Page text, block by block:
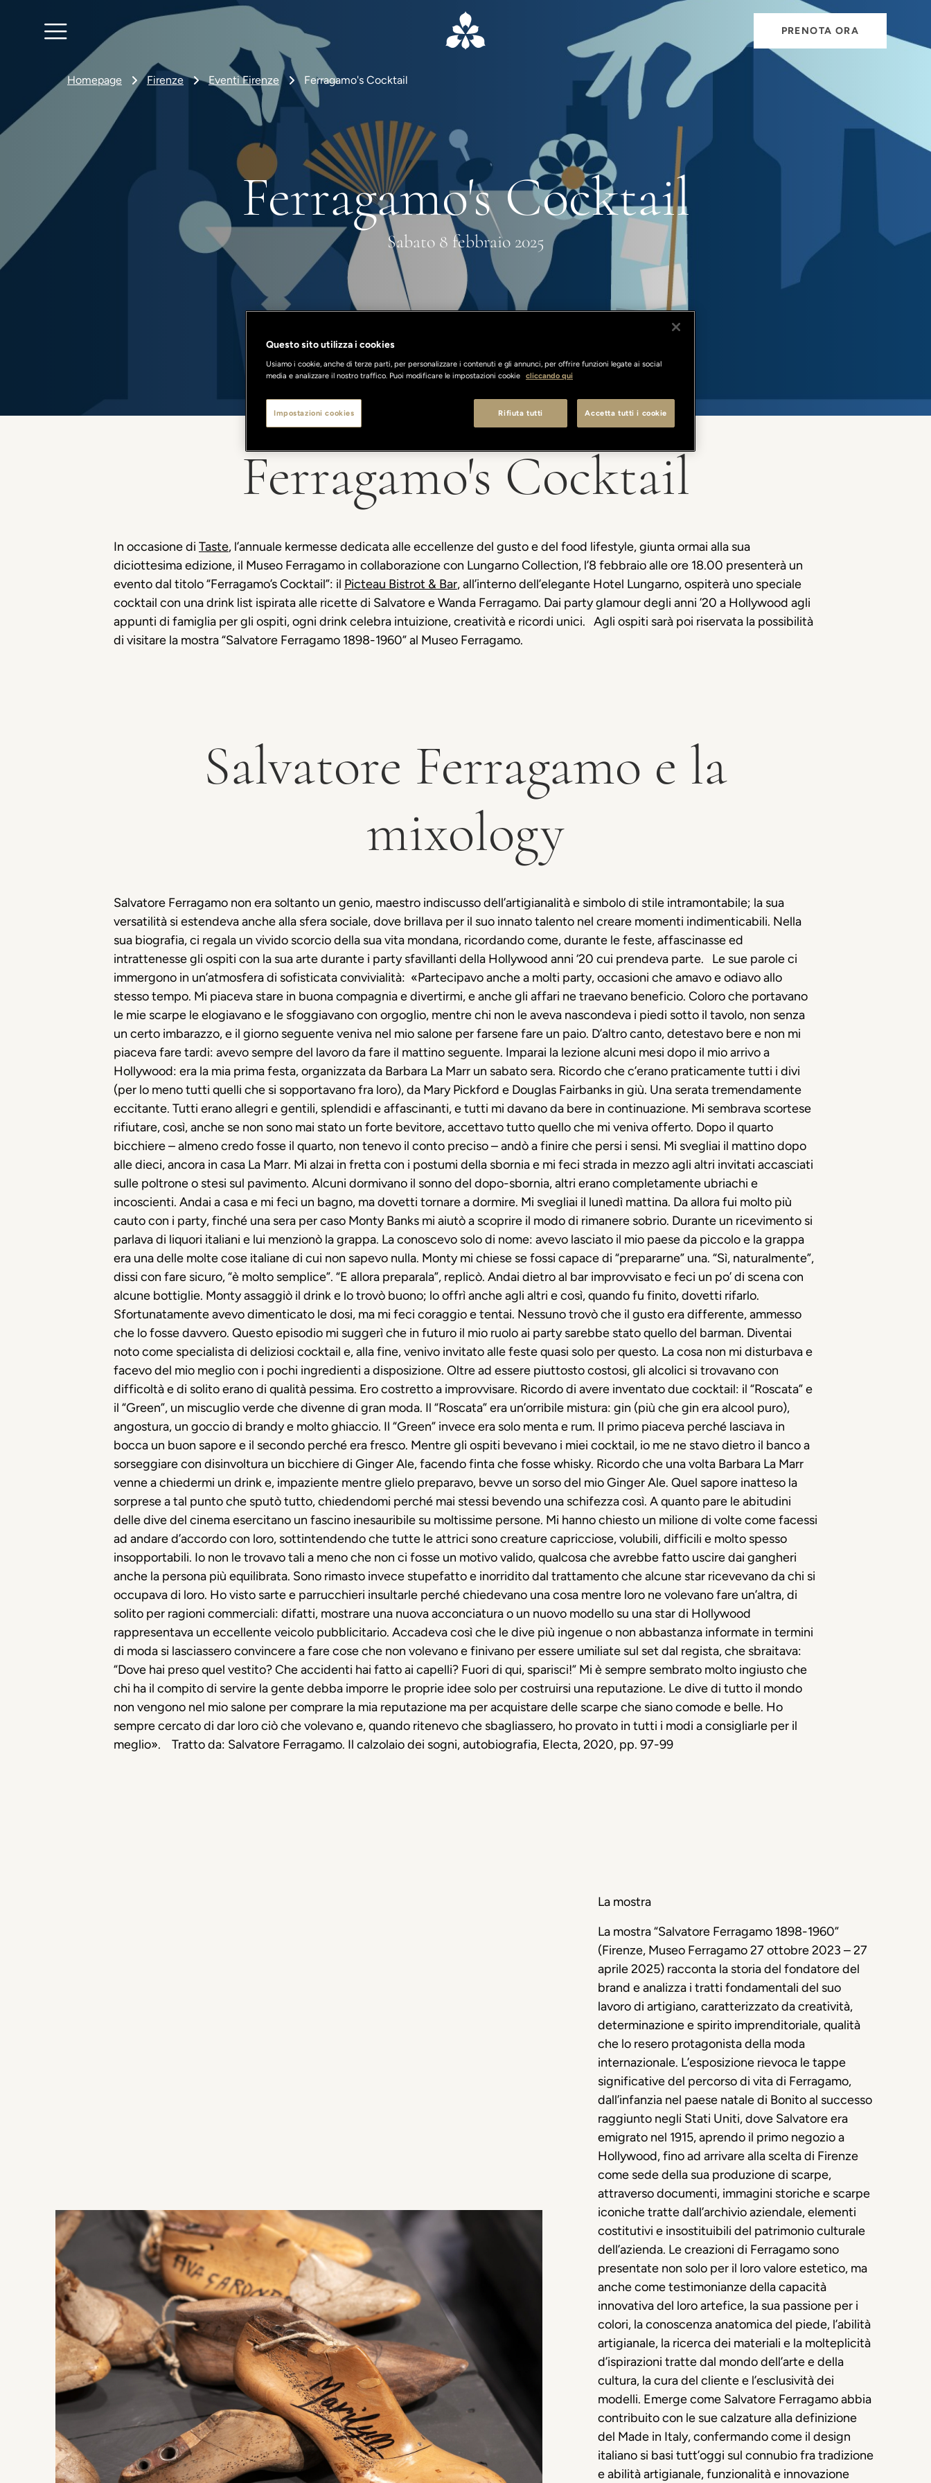
PRENOTA ORA
Homepage Firenze Eventi Firenze Ferragamo's Cocktail
Ferragamo's Cocktail
Sabato 8 febbraio 2025
Ferragamo's Cocktail
In occasione di Taste, l’annuale kermesse dedicata alle eccellenze del gusto e del food lifestyle, giunta ormai alla sua
diciottesima edizione, il Museo Ferragamo in collaborazione con Lungarno Collection, l’8 febbraio alleore 18.00 presenterà un
evento dal titolo “Ferragamo’sCocktail”: il Picteau Bistrot & Bar, all’interno dell’elegante Hotel Lungarno, ospiterà uno speciale
cocktail con una drink list ispirata alle ricette di Salvatore e Wanda Ferragamo. Dai party glamour degli anni ’20 a Hollywood agli
appunti di famiglia per gli ospiti, ogni drink celebra intuizione, creatività e ricordi unici. Agli ospiti sarà poi riservata la possibilità
di visitare la mostra “Salvatore Ferragamo 1898-1960” al Museo Ferragamo.
Salvatore Ferragamo e la
mixology
Salvatore Ferragamo non era soltanto un genio, maestro indiscusso dell’artigianalità e simbolo di stile intramontabile; la sua
versatilità si estendeva anche alla sfera sociale, dove brillava per il suo innato talento nel creare momenti indimenticabili. Nella
sua biografia, ci regala un vivido scorcio della sua vita mondana, ricordando come, durante le feste, affascinasse ed
intrattenesse gli ospiti con la sua arte durante i party sfavillanti della Hollywood anni ‘20 cui prendeva parte.
Le sue parole ci
immergono in un’atmosfera di sofisticata convivialità: «Partecipavo anche a molti party, occasioni che amavo e odiavo allo
stesso tempo. Mi piaceva stare in buona compagnia e divertirmi, e anche gli affari ne traevano beneficio. Coloro che portavano
le mie scarpe le elogiavano e le sfoggiavano con orgoglio, mentre chi non le aveva nascondeva i piedi sotto il tavolo, non senza
un certo imbarazzo, e il giorno seguente veniva nel mio salone per farsene fare un paio. D’altro canto, detestavo bere e non mi
piaceva fare tardi: avevo sempre del lavoro da fare il mattino seguente. Imparai la lezione alcuni mesi dopo il mio arrivo a
Hollywood: era la mia prima festa, organizzata da Barbara La Marr un sabato sera. Ricordo che c’erano praticamente tutti i divi
(per lo meno tutti quelli che si sopportavano fra loro), da Mary Pickford e Douglas Fairbanks in giù. Una serata tremendamente
eccitante. Tutti erano allegri e gentili, splendidi e affascinanti, e tutti mi davano da bere in continuazione. Mi sembrava scortese
rifiutare, così, anche se non sono mai stato un forte bevitore, accettavo tutto quello che mi veniva offerto. Dopo il quarto
bicchiere – almeno credo fosse il quarto, non tenevo il conto preciso – andò a finire che persi i sensi. Mi svegliai il mattino dopo
alle dieci, ancora in casa La Marr. Mi alzai in fretta con i postumi della sbornia e mi feci strada in mezzo agli altri invitati accasciati
sulle poltrone o stesi sul pavimento. Alcuni dormivano il sonno del dopo-sbornia, altri erano completamente ubriachi e
incoscienti. Andai a casa e mi feci un bagno, ma dovetti tornare a dormire. Mi svegliai il lunedì mattina. Da allora fui molto più
cauto con i party, finché una sera per caso Monty Banks mi aiutò a scoprire il modo di rimanere sobrio. Durante un ricevimento si
parlava di liquori italiani e lui menzionò la grappa. La conoscevo solo di nome: avevo lasciato il mio paese da piccolo e la grappa
era una delle molte cose italiane di cui non sapevo nulla. Monty mi chiese se fossi capace di “prepararne” una. “Sì, naturalmente”,
dissi con fare sicuro, “è molto semplice”. “E allora preparala”, replicò. Andai dietro al bar improvvisato e feci un po’ di scena con
alcune bottiglie. Monty assaggiò il drink e lo trovò buono; lo offrì anche agli altri e così, quando fu finito, dovetti rifarlo.
Sfortunatamente avevo dimenticato le dosi, ma mi feci coraggio e tentai. Nessuno trovò che il gusto era differente, ammesso
che lo fosse davvero. Questo episodio mi suggerì che in futuro il mio ruolo ai party sarebbe stato quello del barman. Diventai
noto come specialista di deliziosi cocktail e, alla fine, venivo invitato alle feste quasi solo per questo. La cosa non mi disturbava e
facevo del mio meglio con i pochi ingredienti a disposizione. Oltre ad essere piuttosto costosi, gli alcolici si trovavano con
difficoltà e di solito erano di qualità pessima. Ero costretto a improvvisare. Ricordo di avere inventato due cocktail: il “Roscata” e
il “Green”, un miscuglio verde che divenne di gran moda. Il “Roscata” era un’orribile mistura: gin (più che gin era alcool puro),
angostura, un goccio di brandy e molto ghiaccio. Il “Green” invece era solo menta e rum. Il primo piaceva perché lasciava in
bocca un buon sapore e il secondo perché era fresco. Mentre gli ospiti bevevano i miei cocktail, io me ne stavo dietro il banco a
sorseggiare con disinvoltura un bicchiere di Ginger Ale, facendo finta che fosse whisky. Ricordo che una volta Barbara La Marr
venne a chiedermi un drink e, impaziente mentre glielo preparavo, bevve un sorso del mio Ginger Ale. Quel sapore inatteso la
sorprese a tal punto che sputò tutto, chiedendomi perché mai stessi bevendo una schifezza così. A quanto pare le abitudini
delle dive del cinema esercitano un fascino inesauribile su moltissime persone. Mi hanno chiesto un milione di volte come facessi
ad andare d’accordo con loro, sottintendendo che tutte le attrici sono creature capricciose, volubili, difficili e molto spesso
insopportabili. Io non le trovavo tali a meno che non ci fosse un motivo valido, qualcosa che avrebbe fatto uscire dai gangheri
anche la persona più equilibrata. Sono rimasto invece stupefatto e inorridito dal trattamento che alcune star ricevevano da chi si
occupava di loro. Ho visto sarte e parrucchieri insultarle perché chiedevano una cosa mentre loro ne volevano fare un’altra, di
solito per ragioni commerciali: difatti, mostrare una nuova acconciatura o un nuovo modello su una star di Hollywood
rappresentava un eccellente veicolo pubblicitario. Accadeva così che le dive più ingenue o non abbastanza informate in termini
di moda si lasciassero convincere a fare cose che non volevano e finivano per essere umiliate sul set dal regista, che sbraitava:
“Dove hai preso quel vestito? Che accidenti hai fatto ai capelli? Fuori di qui, sparisci!” Mi è sempre sembrato molto ingiusto che
chi ha il compito di servire la gente debba imporre le proprie idee solo per costruirsi una reputazione. Le dive di tutto il mondo
non vengono nel mio salone percomprare la mia reputazione ma per acquistare delle scarpe che siano comode e belle. Ho
sempre cercato di dar loro ciò che volevano e, quando ritenevo che sbagliassero, ho provato in tutti i modi a consigliarle per il
meglio». Tratto da: Salvatore Ferragamo. Il calzolaio dei sogni, autobiografia, Electa, 2020, pp. 97-99
La mostra
La mostra “Salvatore Ferragamo 1898-1960”
(Firenze, Museo Ferragamo 27 ottobre 2023 – 27
aprile 2025) racconta la storia del fondatore del
brand e analizza i tratti fondamentali del suo
lavoro di artigiano, caratterizzato da creatività,
determinazione e spirito imprenditoriale, qualità
che lo resero protagonista della moda
internazionale. L’esposizione rievoca le tappe
significative del percorso di vita di Ferragamo,
dall’infanzia nel paese natale di Bonito al successo
raggiunto negli Stati Uniti, dove Salvatore era
emigrato nel 1915, aprendo il primo negozio a
Hollywood, fino ad arrivare alla scelta di Firenze
come sede della sua produzione di scarpe,
attraverso documenti, immagini storiche e scarpe
iconiche tratte dall’archivio aziendale, elementi
costitutivi e insostituibili del patrimonio culturale
dell’azienda. Le creazioni di Ferragamo sono
presentate non solo per il loro valore estetico, ma
anche come testimonianze della capacità
innovativa del loro artefice, la sua passione per i
colori, la conoscenza anatomica del piede, l’abilità
artigianale, la ricerca dei materiali e la molteplicità
d’ispirazioni tratte dal mondo dell’arte e della
cultura, la cura del cliente e l’esclusività dei
modelli. Emerge come Salvatore Ferragamo abbia
contribuito con le sue calzature alla definizione
del Made in Italy, confermando come il design
italiano si basi tutt’oggi sul connubio fra tradizione
e abilità artigianale, funzionalità e innovazione
Questo sito utilizza i cookies
Usiamo i cookie, anche di terze parti, per personalizzare i contenuti e gli annunci, per offrire funzioni legate ai social
media e analizzare il nostro traffico. Puoi modificare le impostazioni cookie cliccando qui
Rifiuta tutti Accetta tutti i cookie
Impostazioni cookies